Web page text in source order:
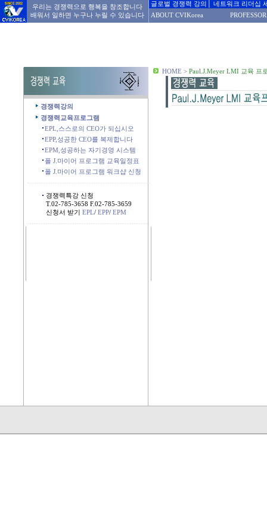
우리는 경쟁력으로 행복을 창조합니다
배워서 일하면 누구나 누릴 수 있습니다
글로벌 경쟁력 강의│ 네트워크 리더십
ABOUT CVIKorea
경쟁력강의
경쟁력교육프로그램
EPL,스스로의 CEO가 되십시오
EPP,성공한 CEO를 복제합니다
EPM,성공하는 자기경영 시스템
폴 J.마이어 프로그램 교육일정표
폴 J.마이어 프로그램 워크샵 신청
경쟁력특강 신청
T.02-785-3658F.02-785-3659
신청서 받기EPL/EPP/EPM
HOME > Paul.J.Meyer LMI 교육 프